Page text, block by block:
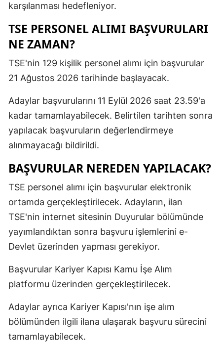
karşılanması hedefleniyor.
TSE PERSONEL ALIMI BAŞVURULARI
NE ZAMAN?
TSE'nin 129 kişilik personel alımı için başvurular
21 Ağustos 2026 tarihinde başlayacak.
Adaylar başvurularını 11 Eylül 2026 saat 23.59'a
kadar tamamlayabilecek. Belirtilen tarihten sonra
yapılacak başvuruların değerlendirmeye
alınmayacağı bildirildi.
BAŞVURULAR NEREDEN YAPILACAK?
TSE personel alımı için başvurular elektronik
ortamda gerçekleştirilecek. Adayların, ilan
TSE'nin internet sitesinin Duyurular bölümünde
yayımlandıktan sonra başvuru işlemlerini e-
Devlet üzerinden yapması gerekiyor.
Başvurular Kariyer Kapısı Kamu İşe Alım
platformu üzerinden gerçekleştirilecek.
Adaylar ayrıca Kariyer Kapısı'nın işe alım
bölümünden ilgili ilana ulaşarak başvuru sürecini
tamamlayabilecek.